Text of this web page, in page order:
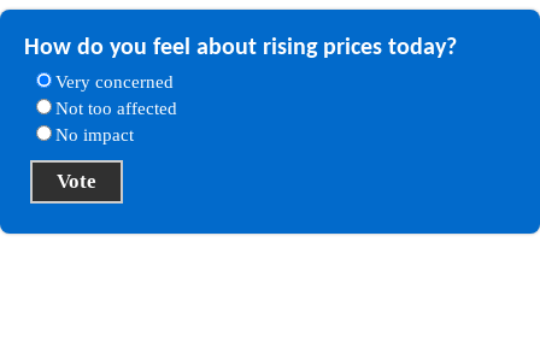
How do you feel about rising prices today?
Very concerned
Not too affected
No impact